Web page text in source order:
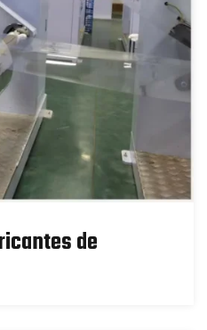
de